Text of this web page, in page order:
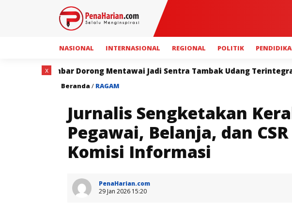
NASIONAL INTERNASIONAL REGIONAL POLITIK
Mentawai Jadi Sentra Tambak Udang Terintegrasi Sahroni:
Beranda / RAGAM
Jurnalis Sengketakan
Pegawai, Belanja, dan
Komisi Informasi
PenaHarian.com
29 Jan 2026 15:20
x